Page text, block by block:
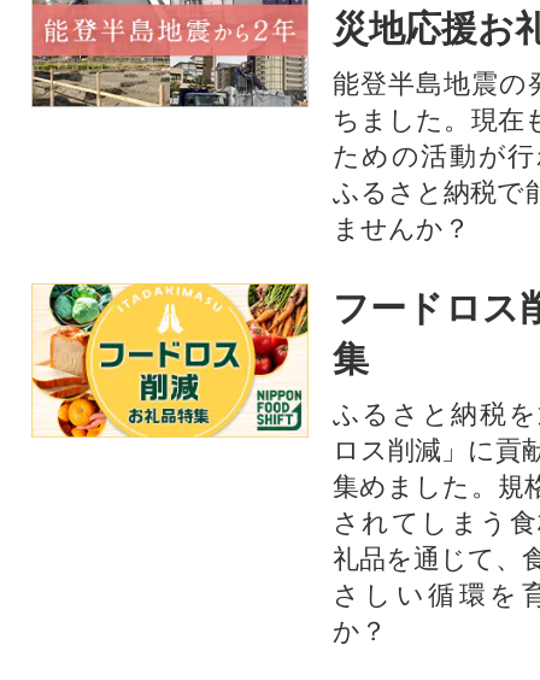
災地応援お
能登半島地震の
ちました。現在
ための活動が
ふるさと納税で
ませんか？
フードロス
集
ふるさと納税
ロス削減」に貢
集めました。規
されてしまう
礼品を通じて、
さしい循環を
か？​